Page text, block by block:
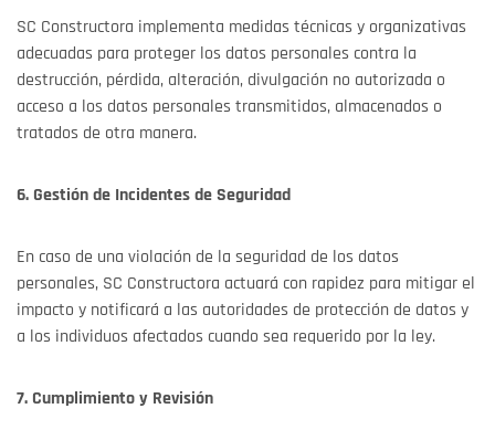
SC Constructora implementa medidas técnicas y organizativas
adecuadas para proteger los datos personales contra la
destrucción, pérdida, alteración, divulgación no autorizada o
acceso a los datos personales transmitidos, almacenados o
tratados de otra manera.
6. Gestión de Incidentes de Seguridad
En caso de una violación de la seguridad de los datos
personales, SC Constructora actuará con rapidez para mitigar el
impacto y notificará a las autoridades de protección de datos y
a los individuos afectados cuando sea requerido por la ley.
7. Cumplimiento y Revisión